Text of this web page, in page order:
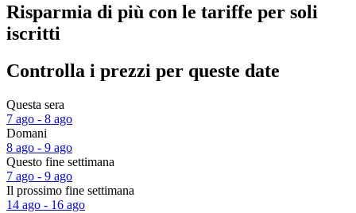
Risparmia di più con le tariffe per soli
iscritti
Controlla i prezzi per queste date
Questa sera
7 ago - 8 ago
Domani
8 ago - 9 ago
Questo fine settimana
7 ago - 9 ago
Il prossimo fine settimana
14 ago - 16 ago